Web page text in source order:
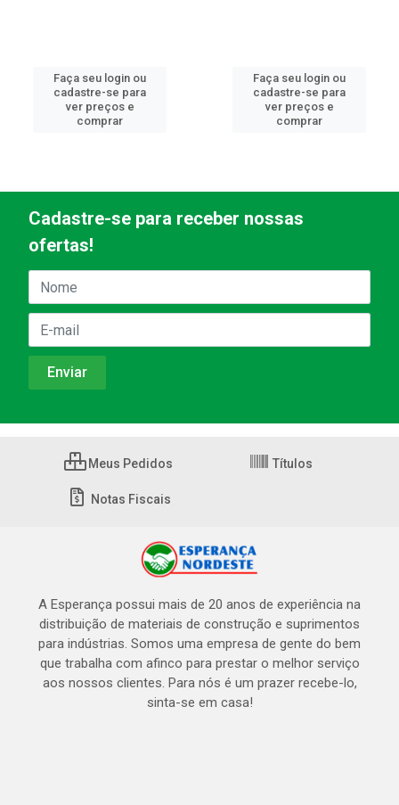
Faça seu login ou
cadastre-se para
ver preços e
comprar
Faça seu login ou
cadastre-se para
ver preços e
comprar
Cadastre-se para receber nossas
ofertas!
Meus Pedidos Títulos
Notas Fiscais
A Esperança possui mais de 20 anos de experiência na
distribuição de materiais de construção e suprimentos
para indústrias. Somos uma empresa de gente do bem
que trabalha com afinco para prestar o melhor serviço
aos nossos clientes. Para nós é um prazer recebe-lo,
sinta-se em casa!